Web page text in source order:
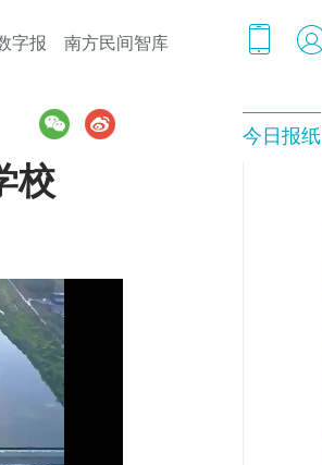
字报 南方民间智库
校
今日报纸